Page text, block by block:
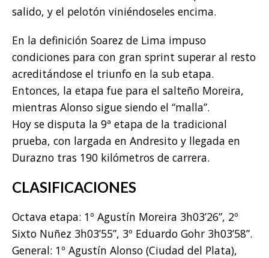
salido, y el pelotón viniéndoseles encima.
En la definición Soarez de Lima impuso
condiciones para con gran sprint superar al resto
acreditándose el triunfo en la sub etapa.
Entonces, la etapa fue para el salteño Moreira,
mientras Alonso sigue siendo el “malla”.
Hoy se disputa la 9ª etapa de la tradicional
prueba, con largada en Andresito y llegada en
Durazno tras 190 kilómetros de carrera.
CLASIFICACIONES
Octava etapa: 1º Agustín Moreira 3h03’26”, 2º
Sixto Nuñez 3h03’55”, 3º Eduardo Gohr 3h03’58”.
General: 1º Agustín Alonso (Ciudad del Plata),